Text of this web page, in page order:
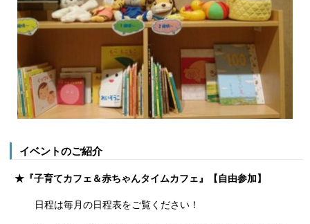
イベントのご紹介
★『子育てカフェ＆赤ちゃんタイムカフェ』【自由参加】
日程は毎月の日程表をご覧ください！